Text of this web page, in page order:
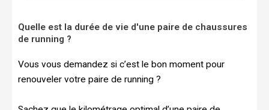
Quelle est la durée de vie d'une paire de chaussures
de running ?
Vous vous demandez si c’est le bon moment pour
renouveler votre paire de running ?